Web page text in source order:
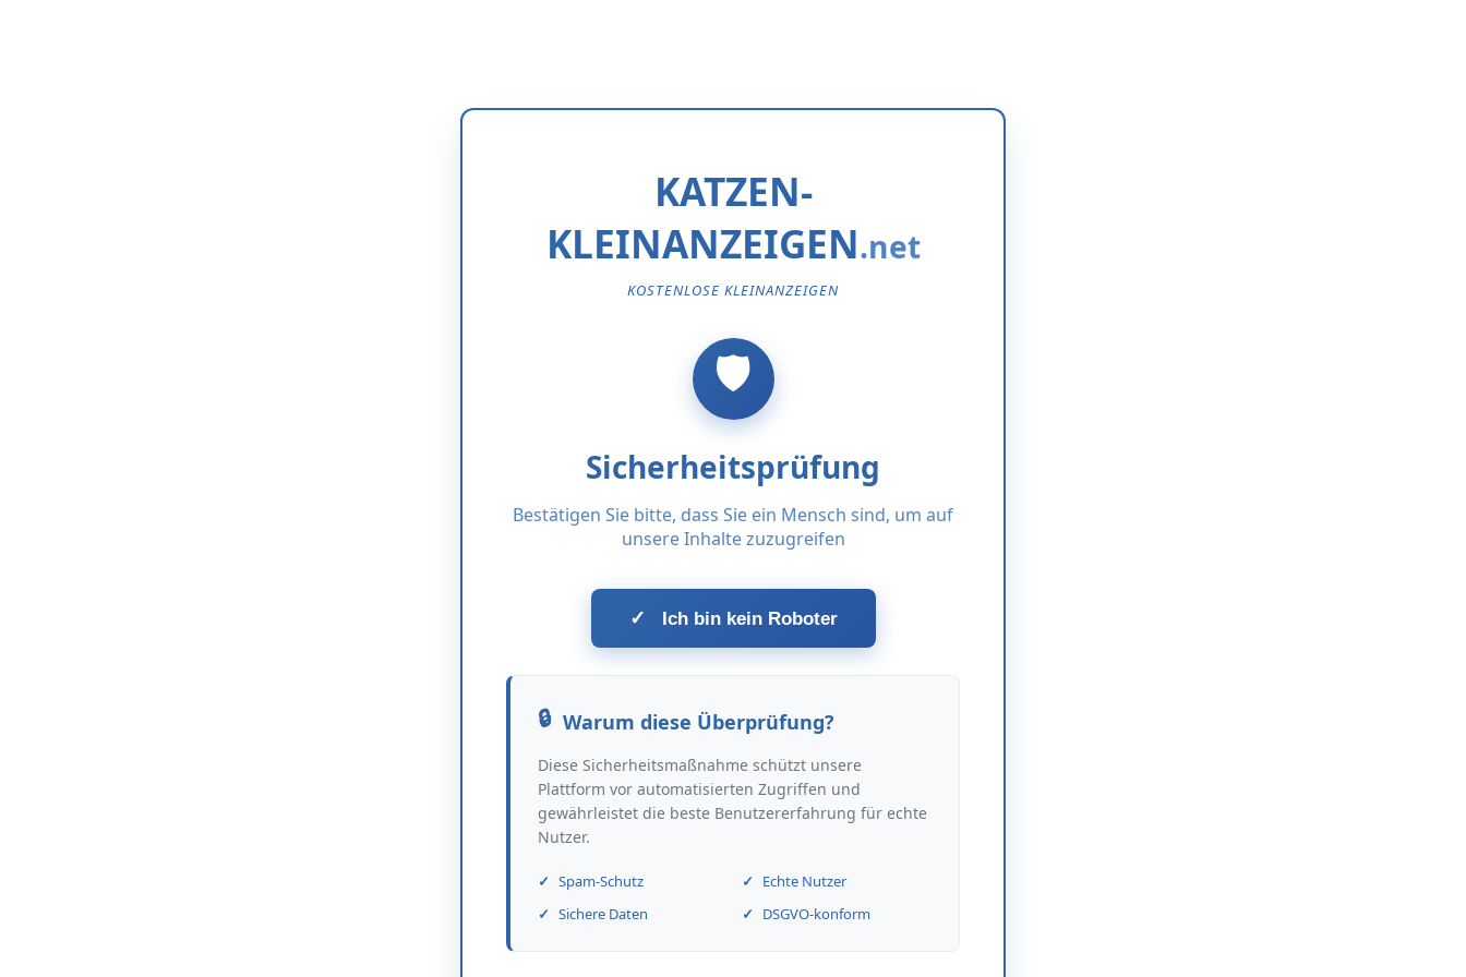
KATZEN-
KLEINANZEIGEN
KOSTENLOSE KLEINANZEIGEN
Sicherheitsprüfung
Bestätigen Sie bitte, dass Sie ein Mensch sind, um auf
unsere Inhalte zuzugreifen
✓ Ich bin kein Roboter
Warum diese Überprüfung?
Diese Sicherheitsmaßnahme schützt unsere
Plattform vor automatisierten Zugriffen und
gewährleistet die beste Benutzererfahrung für echte
Nutzer.
Spam-Schutz
Echte Nutzer
Sichere Daten
DSGVO-konform